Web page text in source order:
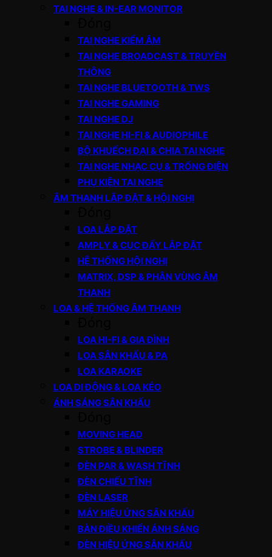
TAI NGHE & IN-EAR MONITOR
TAI NGHE KIỂM ÂM
TAI NGHE BROADCAST & TRUYỀN
THÔNG
TAI NGHE BLUETOOTH & TWS
TAI NGHE GAMING
TAI NGHE DJ
TAI NGHE HI-FI & AUDIOPHILE
BỘ KHUẾCH ĐẠI & CHIA TAI NGHE
TAI NGHE NHẠC CỤ & TRỐNG ĐIỆN
PHỤ KIỆN TAI NGHE
ÂM THANH LẮP ĐẶT & HỘI NGHỊ
LOA LẮP ĐẶT
AMPLY & CỤC ĐẨY LẮP ĐẶT
HỆ THỐNG HỘI NGHỊ
MATRIX, DSP & PHÂN VÙNG ÂM
THANH
LOA & HỆ THỐNG ÂM THANH
LOA HI-FI & GIA ĐÌNH
LOA SÂN KHẤU & PA
LOA KARAOKE
LOA DI ĐỘNG & LOA KÉO
ÁNH SÁNG SÂN KHẤU
MOVING HEAD
STROBE & BLINDER
ĐÈN PAR & WASH TĨNH
ĐÈN CHIẾU TĨNH
ĐÈN LASER
MÁY HIỆU ỨNG SÂN KHẤU
BÀN ĐIỀU KHIỂN ÁNH SÁNG
ĐÈN HIỆU ỨNG SÂN KHẤU